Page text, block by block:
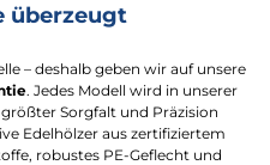
überzeugt
– deshalb geben wir auf unsere
. Jedes Modell wird in unserer
Sorgfalt und Präzision
Edelhölzer aus zertifiziertem
robustes PE-Geflecht und